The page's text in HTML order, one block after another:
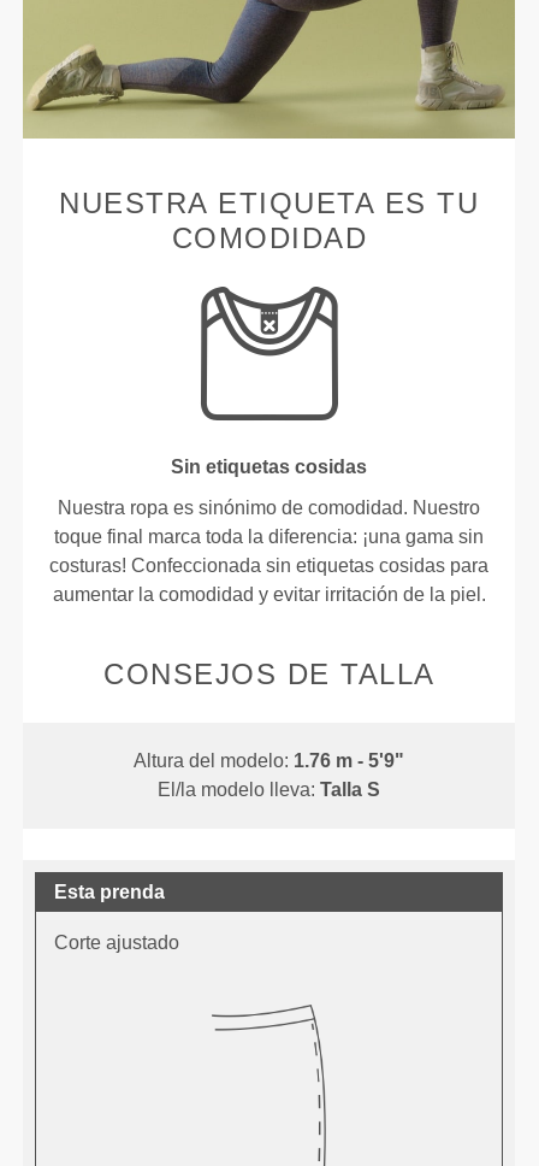
NUESTRA ETIQUETA ES TU
COMODIDAD
Sin etiquetas cosidas
Nuestra ropa es sinónimo de comodidad. Nuestro
toque final marca toda la diferencia: ¡una gama sin
costuras! Confeccionada sin etiquetas cosidas para
aumentar la comodidad y evitar irritación de la piel.
CONSEJOS DE TALLA
Altura del modelo: 1.76 m - 5'9"
El/la modelo lleva:Talla S
Esta prenda
Corte ajustado